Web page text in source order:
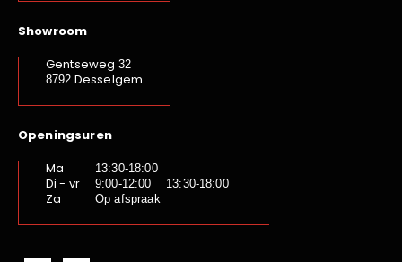
Showroom
Gentseweg 32
8792 Desselgem
Openingsuren
Ma
13:30-18:00
Di - vr 9:00-12:00 13:30-18:00
Za Op afspraak